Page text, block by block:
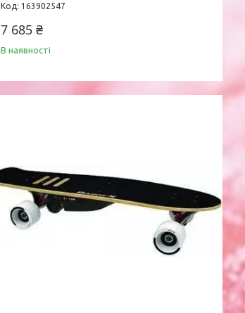
163902547
7 685 ₴
В наявності